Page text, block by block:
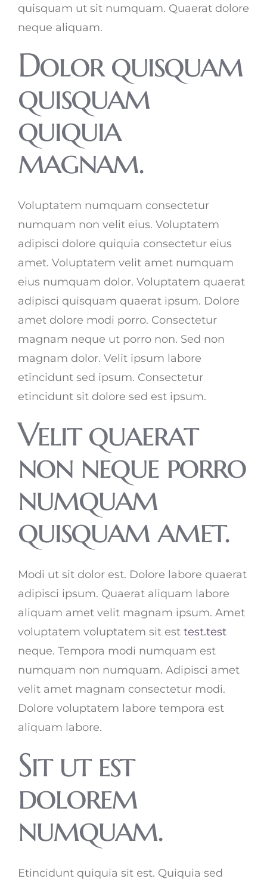
quisquam ut sit numquam. Quaerat dolore
neque aliquam.
Dolor quisquam
quisquam
quiquia
magnam.
Voluptatem numquam consectetur
numquam non velit eius. Voluptatem
adipisci dolore quiquia consectetur eius
amet. Voluptatem velit amet numquam
eius numquam dolor. Voluptatem quaerat
adipisci quisquam quaerat ipsum. Dolore
amet dolore modi porro. Consectetur
magnam neque ut porro non. Sed non
magnam dolor. Velit ipsum labore
etincidunt sed ipsum. Consectetur
etincidunt sit dolore sed est ipsum.
Velit quaerat
non neque porro
numquam
quisquam amet.
Modi ut sit dolor est. Dolore labore quaerat
adipisci ipsum. Quaerat aliquam labore
aliquam amet velit magnam ipsum. Amet
voluptatem voluptatem sit est test.test
neque. Tempora modi numquam est
numquam non numquam. Adipisci amet
velit amet magnam consectetur modi.
Dolore voluptatem labore tempora est
aliquam labore.
Sit ut est
dolorem
numquam.
Etincidunt quiquia sit est. Quiquia sed